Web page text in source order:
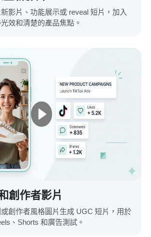
影片、功能展示或 reveal 短片，加入
效和清楚的產品焦點。
創作者影片
創作者風格圖片生成 UGC 短片，用於
、Shorts 和廣告測試。